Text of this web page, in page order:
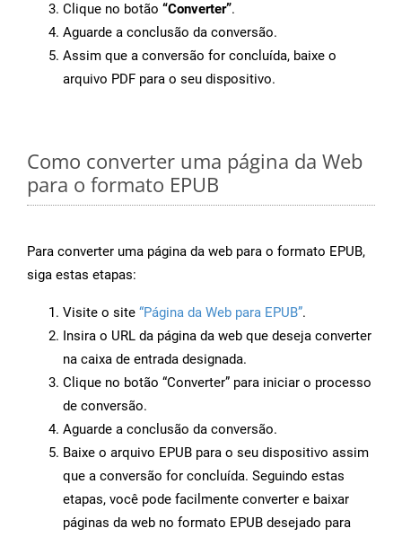
Clique no botão “Converter”.
Aguarde a conclusão da conversão.
Assim que a conversão for concluída, baixe o
arquivo PDF para o seu dispositivo.
Como converter uma página da Web
para o formato EPUB
Para converter uma página da web para o formato EPUB,
siga estas etapas:
Visite o site “Página da Web para EPUB”.
Insira o URL da página da web que deseja converter
na caixa de entrada designada.
Clique no botão “Converter” para iniciar o processo
de conversão.
Aguarde a conclusão da conversão.
Baixe o arquivo EPUB para o seu dispositivo assim
que a conversão for concluída. Seguindo estas
etapas, você pode facilmente converter e baixar
páginas da web no formato EPUB desejado para